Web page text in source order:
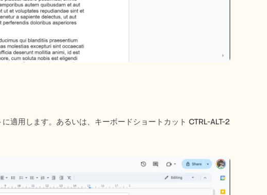
適用します。あるいは、キーボードショートカット CTRL-ALT-2